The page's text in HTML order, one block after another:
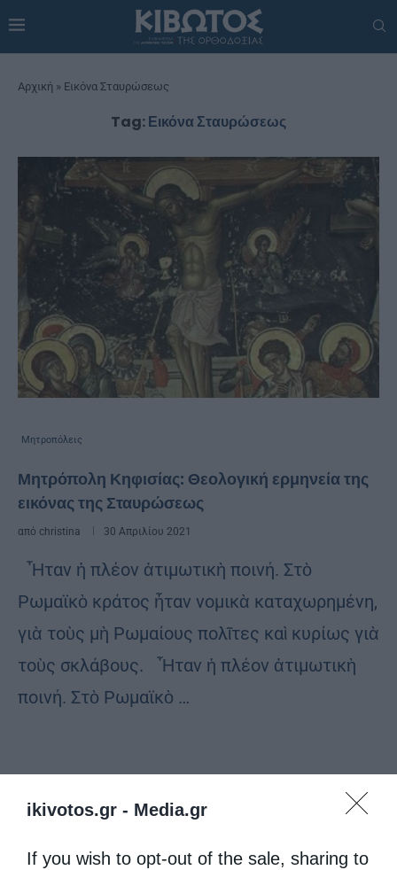
ikivotos.gr - Media.gr
If you wish to opt-out of the sale, sharing to
Αρχική » Εικόνα Σταυρώσεως
Tag:Εικόνα Σταυρώσεως
Μητροπόλεις
Μητρόπολη Κηφισίας: Θεολογική ερμηνεία της
εικόνας της Σταυρώσεως
από christina 30 Απριλίου 2021
Ἦταν ἡ πλέον ἀτιμωτικὴ ποινή. Στὸ
Ρωμαϊκὸ κράτος ἦταν νομικὰ καταχωρημένη,
γιὰ τοὺς μὴ Ρωμαίους πολῖτες καὶ κυρίως γιὰ
τοὺς σκλάβους. Ἦταν ἡ πλέον ἀτιμωτικὴ
ποινή. Στὸ Ρωμαϊκὸ …